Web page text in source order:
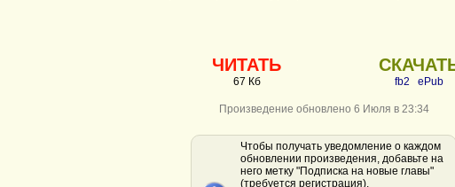
ЧИТАТЬ
67 Кб fb2 ePub
Произведение обновлено 6 Июля в 23:34
Чтобы получать уведомление о каждом
обновлении произведения, добавьте на
него метку "Подписка на новые главы"
(требуется регистрация).